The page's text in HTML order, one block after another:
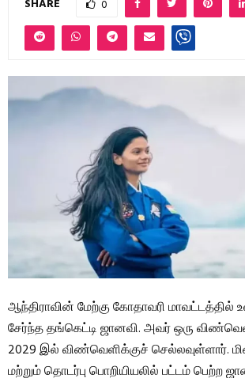
SHARE 0
ஆந்திராவின் மேற்கு கோதாவரி
சேர்ந்த தங்கெட்டி ஜானவி. அவர் ஒரு
2029 இல் விண்வெளிக்குச் செல்லவுள்ளார்.
மற்றும் தொடர்பு பொறியியலில் பட்டம் பெற்ற